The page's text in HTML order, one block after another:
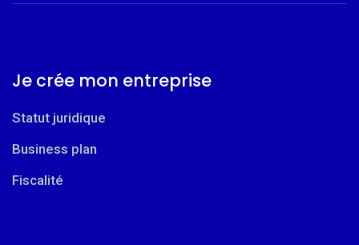
Je crée mon entreprise
Statut juridique
Business plan
Fiscalité